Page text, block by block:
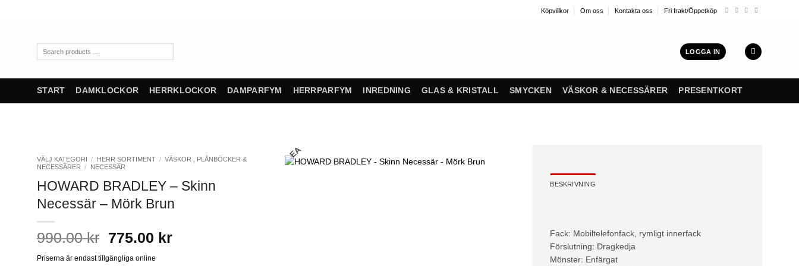
Köpvillkor Om oss Kontakta oss Fri frakt/Öppetköp
LOGGA IN
START DAMKLOCKOR HERRKLOCKOR DAMPARFYM HERRPARFYM INREDNING GLAS & KRISTALL SMYCKEN VÄSKOR & NECESSÄRER PRESENTKORT
VÄLJ KATEGORI / HERR SORTIMENT / VÄSKOR , PLÅNBÖCKER &
NECESSÄRER
/ NECESSÄR
HOWARD BRADLEY – Skinn
Necessär – Mörk Brun
990.00kr Det
ursprungliga
775.00 krDet
Priserna är endast tillgängliga online
REA
BESKRIVNING
Fack: Mobiltelefonfack, rymligt innerfack
Förslutning: Dragkedja
Mönster: Enfärgat